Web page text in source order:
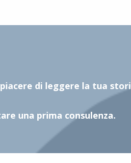
di leggere la tua
una prima consulenza.